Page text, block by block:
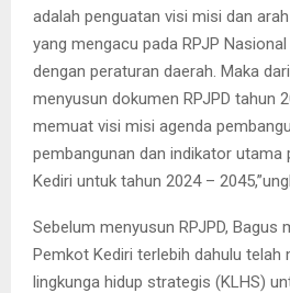
adalah penguatan visi misi dan
yang mengacu pada RPJP
dengan peraturan daerah. Maka
menyusun dokumen RPJPD tahun
memuat visi misi agenda
pembangunan dan indikator utama
Kediri untuk tahun 2024 –
Sebelum menyusun RPJPD, Bagus
Pemkot Kediri terlebih dahulu telah
lingkunga hidup strategis (KLHS)